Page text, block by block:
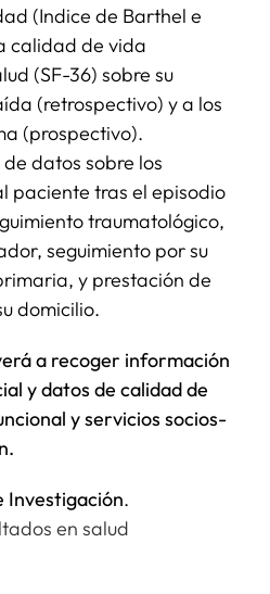
(Indice de Barthel e
calidad de vida
(SF-36) sobre su
(retrospectivo) y a los
(prospectivo).
datos sobre los
paciente tras el episodio
traumatológico,
seguimiento por su
y prestación de
domicilio.
a recoger información
y datos de calidad de
y servicios socios-
Investigación.
en salud